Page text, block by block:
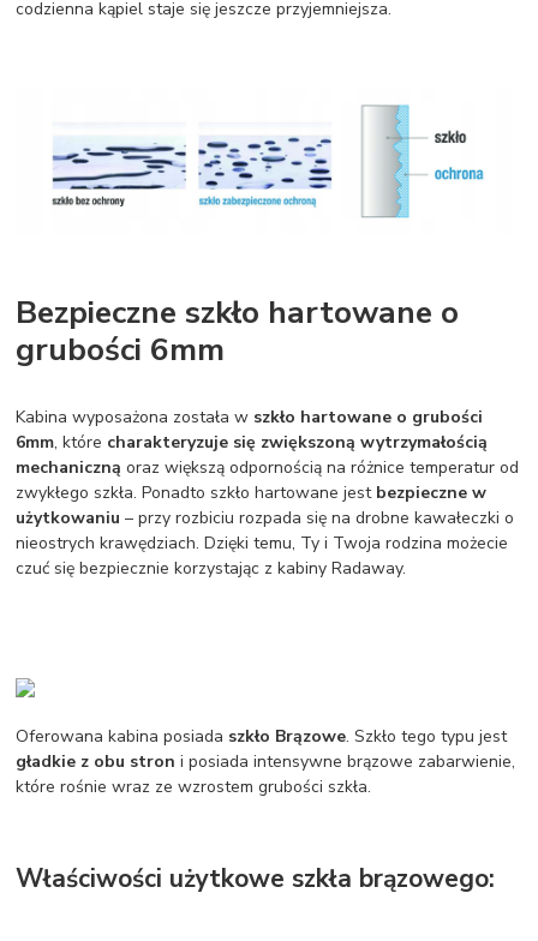
codzienna kąpiel staje się jeszcze przyjemniejsza.
Bezpieczne szkło hartowane o
grubości 6mm
Kabina wyposażona została w szkło hartowane o grubości
6mm, które charakteryzuje się zwiększoną wytrzymałością
mechaniczną oraz większą odpornością na różnice temperatur od
zwykłego szkła. Ponadto szkło hartowane jest bezpieczne w
użytkowaniu – przy rozbiciu rozpada się na drobne kawałeczki o
nieostrych krawędziach. Dzięki temu, Ty i Twoja rodzina możecie
czuć się bezpiecznie korzystając z kabiny Radaway.
Oferowana kabina posiada szkło Brązowe. Szkło tego typu jest
gładkie z obu stron i posiada intensywne brązowe zabarwienie,
które rośnie wraz ze wzrostem grubości szkła.
Właściwości użytkowe szkła brązowego: